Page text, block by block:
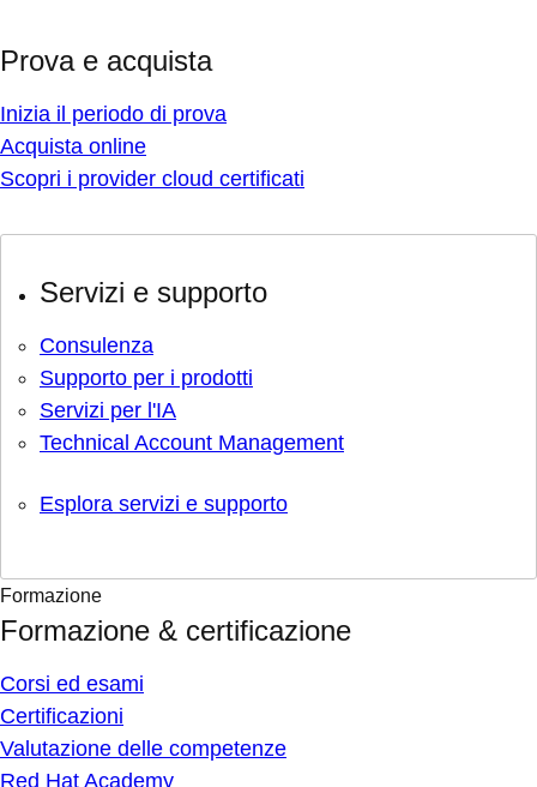
Prova e acquista
Inizia il periodo di prova
Acquista online
Scopri i provider cloud certificati
Servizi e supporto
Consulenza
Supporto per i prodotti
Servizi per l'IA
Technical Account Management
Esplora servizi e supporto
Formazione
Formazione & certificazione
Corsi ed esami
Certificazioni
Valutazione delle competenze
Red Hat Academy